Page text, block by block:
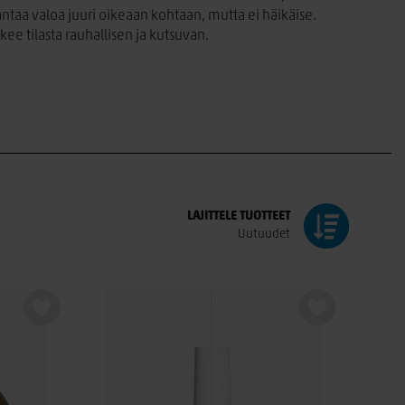
valoa juuri oikeaan kohtaan, mutta ei häikäise.
tilasta rauhallisen ja kutsuvan.
Riippu- ja kattovalaisimet voivat olla sisustuksen
lisää viihtyvyyttä ja tukee työntekoa.
meiltä löydät valoa ja tyyliä jokaiseen huoneeseen.
LAJITTELE TUOTTEET
Uutuudet